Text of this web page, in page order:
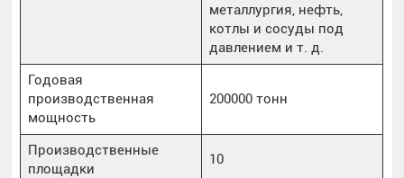
металлургия, нефть,
котлы и сосуды под
давлением и т. д.
Годовая
производственная
мощность
200000 тонн
Производственные
площадки
10